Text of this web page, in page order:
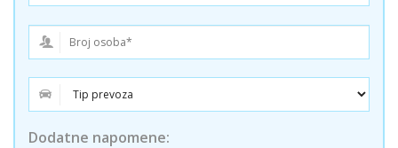
Dodatne napomene: